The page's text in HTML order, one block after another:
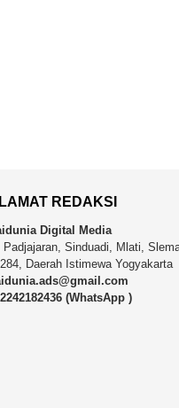
REDAKSI
Digital Media
Padjajaran, Sinduadi, Mlati,
Daerah Istimewa Yogyakarta
(WhatsApp )